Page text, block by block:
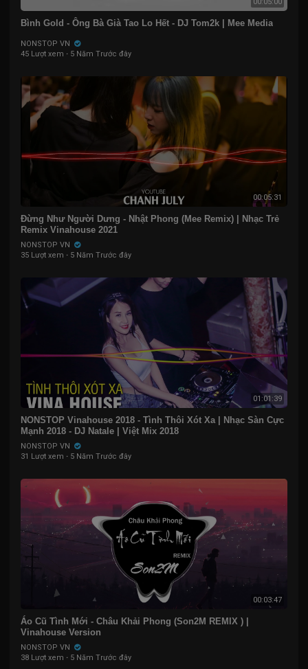
Bình Gold - Ông Bà Già Tao Lo Hết - DJ Tom2k | Mee Media
NONSTOP VN
45 Lượt xem · 5 Năm Trước đây
00:05:31
Đừng Như Người Dưng - Nhật Phong (Mee Remix) | Nhạc Trẻ
Remix Vinahouse 2021
NONSTOP VN
35 Lượt xem · 5 Năm Trước đây
01:01:39
NONSTOP Vinahouse 2018 - Tình Thôi Xót Xa | Nhạc Sàn Cực
Mạnh 2018 - DJ Natale | Việt Mix 2018
NONSTOP VN
31 Lượt xem · 5 Năm Trước đây
00:03:47
Áo Cũ Tình Mới - Châu Khải Phong (Son2M REMIX ) |
Vinahouse Version
NONSTOP VN
38 Lượt xem · 5 Năm Trước đây